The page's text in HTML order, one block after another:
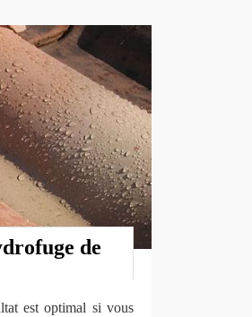
de
est optimal si vous